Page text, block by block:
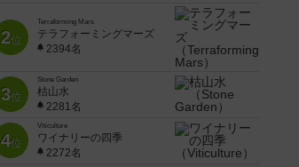
2位
Terraforming Mars
テラフォーミングマーズ
2394名
3位
Stone Garden
枯山水
2281名
4位
Viticulture
ワイナリーの四季
2272名